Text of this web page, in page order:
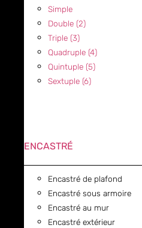
Simple
Double (2)
Triple (3)
Quadruple (4)
Quintuple (5)
Sextuple (6)
ENCASTRÉ
Encastré de plafond
Encastré sous armoire
Encastré au mur
Encastré extérieur